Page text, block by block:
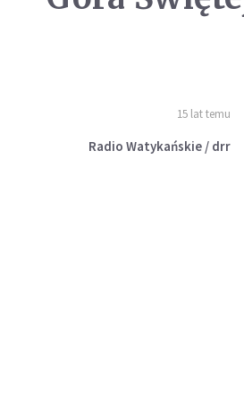
15 lat temu
Radio Watykańskie / drr